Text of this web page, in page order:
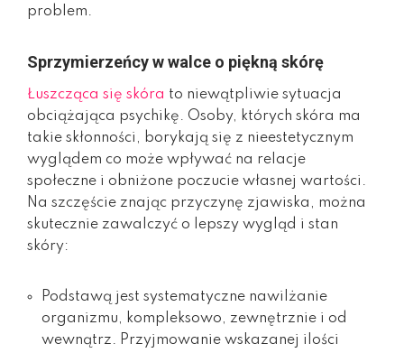
problem.
Sprzymierzeńcy w walce o piękną skórę
Łuszcząca się skóra to niewątpliwie sytuacja
obciążająca psychikę. Osoby, których skóra ma
takie skłonności, borykają się z nieestetycznym
wyglądem co może wpływać na relacje
społeczne i obniżone poczucie własnej wartości.
Na szczęście znając przyczynę zjawiska, można
skutecznie zawalczyć o lepszy wygląd i stan
skóry:
Podstawą jest systematyczne nawilżanie
organizmu, kompleksowo, zewnętrznie i od
wewnątrz. Przyjmowanie wskazanej ilości